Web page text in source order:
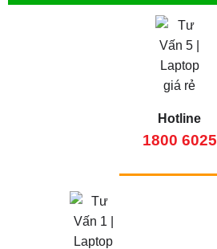
Hotline
1800 6025